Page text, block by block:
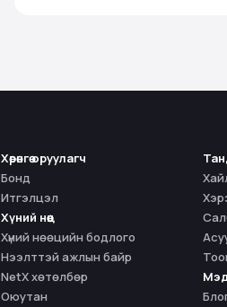
Хөрөнгө оруулагч
Бонд
Итгэлцэл
Хүний нөөц
Хүний нөөцийн бодлого
Нээлттэй ажлын байр
NetX хөтөлбөр
Оюутан